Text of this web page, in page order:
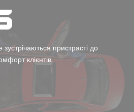
пристрасті до
клієнтів.